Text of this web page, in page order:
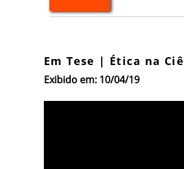
Em Tese | Ética na
Exibido em: 10/04/19